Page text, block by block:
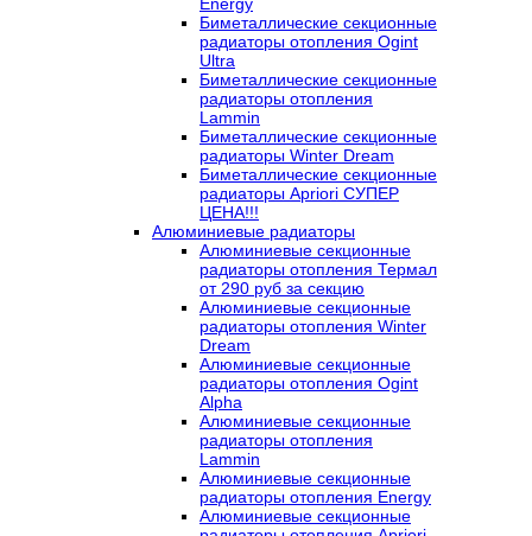
Биметаллические секционные
радиаторы отопления Ogint
Ultra
Биметаллические секционные
радиаторы отопления
Lammin
Биметаллические секционные
радиаторы Winter Dream
Биметаллические секционные
радиаторы Apriori СУПЕР
ЦЕНА!!!
Алюминиевые радиаторы
Алюминиевые секционные
радиаторы отопления Термал
от 290 руб за секцию
Алюминиевые секционные
радиаторы отопления Winter
Dream
Алюминиевые секционные
радиаторы отопления Ogint
Alpha
Алюминиевые секционные
радиаторы отопления
Lammin
Алюминиевые секционные
радиаторы отопления Energy
Алюминиевые секционные